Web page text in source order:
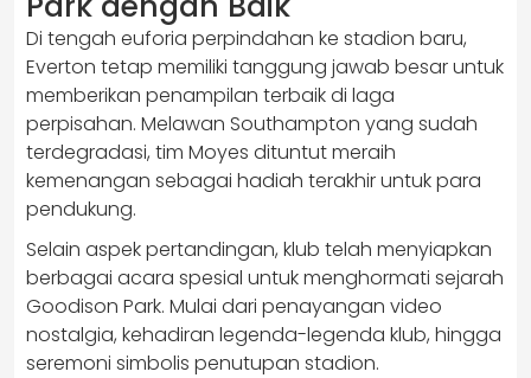
Di tengah euforia perpindahan ke stadion baru,
Everton tetap memiliki tanggung jawab besar untuk
memberikan penampilan terbaik di laga
perpisahan. Melawan Southampton yang sudah
terdegradasi, tim Moyes dituntut meraih
kemenangan sebagai hadiah terakhir untuk para
pendukung.
Selain aspek pertandingan, klub telah menyiapkan
berbagai acara spesial untuk menghormati sejarah
Goodison Park. Mulai dari penayangan video
nostalgia, kehadiran legenda-legenda klub, hingga
seremoni simbolis penutupan stadion.